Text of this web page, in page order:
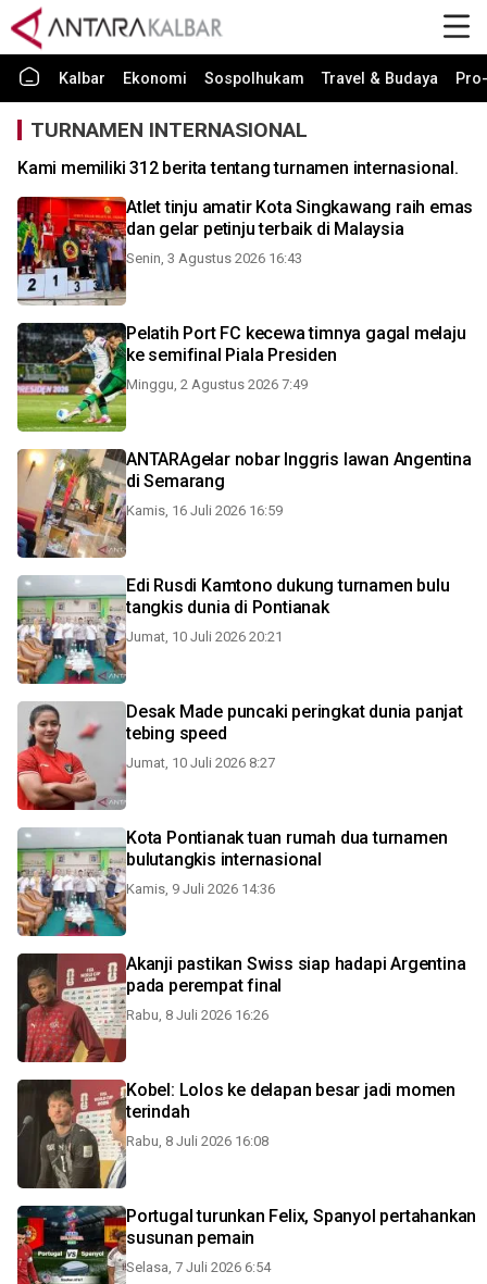
Kalbar Ekonomi Sospolhukam Travel & Budaya
TURNAMEN INTERNASIONAL
Kami memiliki 312 berita tentang turnamen internasional.
Atlet tinju amatir Kota Singkawang raih emas
dan gelar petinju terbaik di Malaysia
Senin, 3 Agustus 2026 16:43
Pelatih Port FC kecewa timnya gagal melaju
ke semifinal Piala Presiden
Minggu, 2 Agustus 2026 7:49
ANTARAgelar nobar Inggris lawan Angentina
di Semarang
Kamis, 16 Juli 2026 16:59
Edi Rusdi Kamtono dukung turnamen bulu
tangkis dunia di Pontianak
Jumat, 10 Juli 2026 20:21
Desak Made puncaki peringkat dunia panjat
tebing speed
Jumat, 10 Juli 2026 8:27
Kota Pontianak tuan rumah dua turnamen
bulutangkis internasional
Kamis, 9 Juli 2026 14:36
Akanji pastikan Swiss siap hadapi Argentina
pada perempat final
Rabu, 8 Juli 2026 16:26
Kobel: Lolos ke delapan besar jadi momen
terindah
Rabu, 8 Juli 2026 16:08
Portugal turunkan Felix, Spanyol pertahankan
susunan pemain
Selasa, 7 Juli 2026 6:54